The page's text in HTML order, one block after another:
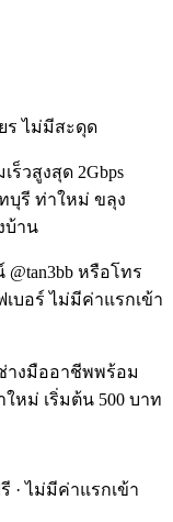
ร ไม่มีสะดุด
ร็วสูงสุด 2Gbps
บุรี ท่าใหม่ ขลุง
บ้าน
@tan3bb หรือโทร
เบอร์ ไม่มีค่าแรกเข้า
างมืออาชีพพร้อม
หม่ เริ่มต้น 500 บาท
· ไม่มีค่าแรกเข้า